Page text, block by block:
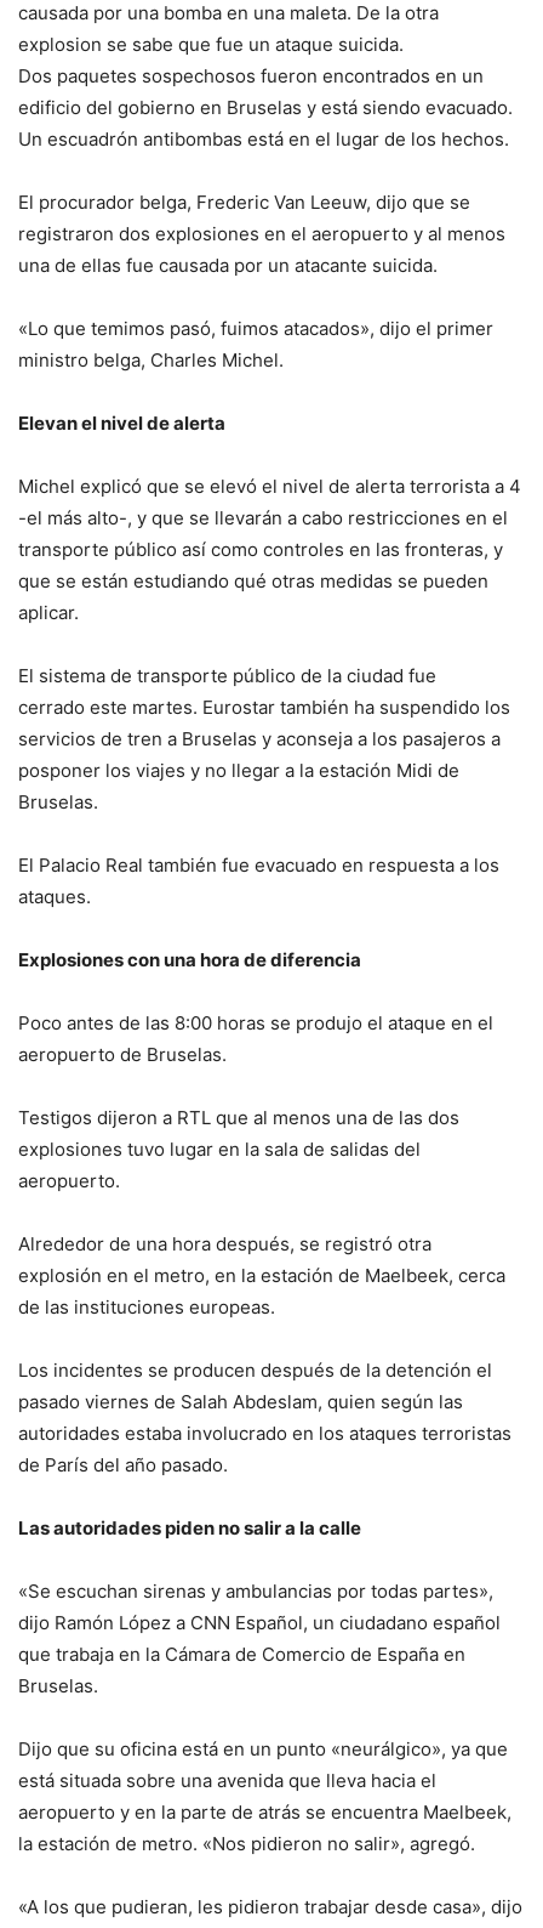
causada por una bomba en una maleta. De la otra
explosion se sabe que fue un ataque suicida.
Dos paquetes sospechosos fueron encontrados en un
edificio del gobierno en Bruselas y está siendo evacuado.
Un escuadrón antibombas está en el lugar de los hechos.
El procurador belga, Frederic Van Leeuw, dijo que se
registraron dos explosiones en el aeropuerto y al menos
una de ellas fue causada por un atacante suicida.
«Lo que temimos pasó, fuimos atacados», dijo el primer
ministro belga, Charles Michel.
Elevan el nivel de alerta
Michel explicó que se elevó el nivel de alerta terrorista a 4
-el más alto-, y que se llevarán a cabo restricciones en el
transporte público así como controles en las fronteras, y
que se están estudiando qué otras medidas se pueden
aplicar.
El sistema de transporte público de la ciudad fue
cerrado este martes. Eurostar también ha suspendido los
servicios de tren a Bruselas y aconseja a los pasajeros a
posponer los viajes y no llegar a la estación Midi de
Bruselas.
El Palacio Real también fue evacuado en respuesta a los
ataques.
Explosiones con una hora de diferencia
Poco antes de las 8:00 horas se produjo el ataque en el
aeropuerto de Bruselas.
Testigos dijeron a RTL que al menos una de las dos
explosiones tuvo lugar en la sala de salidas del
aeropuerto.
Alrededor de una hora después, se registró otra
explosión en el metro, en la estación de Maelbeek, cerca
de las instituciones europeas.
Los incidentes se producen después de la detención el
pasado viernes de Salah Abdeslam, quien según las
autoridades estaba involucrado en los ataques terroristas
de París del año pasado.
Las autoridades piden no salir a la calle
«Se escuchan sirenas y ambulancias por todas partes»,
dijo Ramón López a CNN Español, un ciudadano español
que trabaja en la Cámara de Comercio de España en
Bruselas.
Dijo que su oficina está en un punto «neurálgico», ya que
está situada sobre una avenida que lleva hacia el
aeropuerto y en la parte de atrás se encuentra Maelbeek,
la estación de metro. «Nos pidieron no salir», agregó.
«A los que pudieran, les pidieron trabajar desde casa», dijo